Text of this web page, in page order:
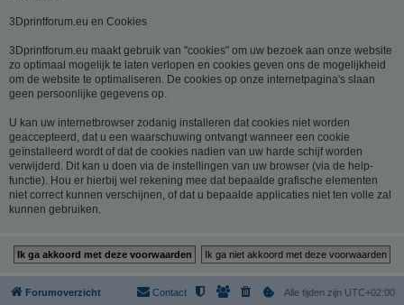
3Dprintforum.eu en Cookies
3Dprintforum.eu maakt gebruik van "cookies" om uw bezoek aan onze website
zo optimaal mogelijk te laten verlopen en cookies geven ons de mogelijkheid
om de website te optimaliseren. De cookies op onze internetpagina's slaan
geen persoonlijke gegevens op.
U kan uw internetbrowser zodanig installeren dat cookies niet worden
geaccepteerd, dat u een waarschuwing ontvangt wanneer een cookie
geïnstalleerd wordt of dat de cookies nadien van uw harde schijf worden
verwijderd. Dit kan u doen via de instellingen van uw browser (via de help-
functie). Hou er hierbij wel rekening mee dat bepaalde grafische elementen
niet correct kunnen verschijnen, of dat u bepaalde applicaties niet ten volle zal
kunnen gebruiken.
Forumoverzicht Alle tijden zijn UTC+02:00
Contact